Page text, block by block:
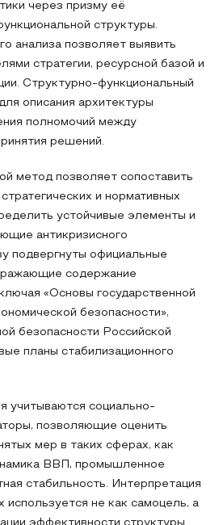
через призму её
структуры.
анализа позволяет выявить
стратегии, ресурсной базой и
Структурно-функциональный
описания архитектуры
полномочий между
решений.
метод позволяет сопоставить
и нормативных
устойчивые элементы и
антикризисного
подвергнуты официальные
содержание
«Основы государственной
безопасности»,
безопасности Российской
планы стабилизационного
учитываются социально-
позволяющие оценить
мер в таких сферах, как
ВВП, промышленное
стабильность. Интерпретация
используется не как самоцель, а